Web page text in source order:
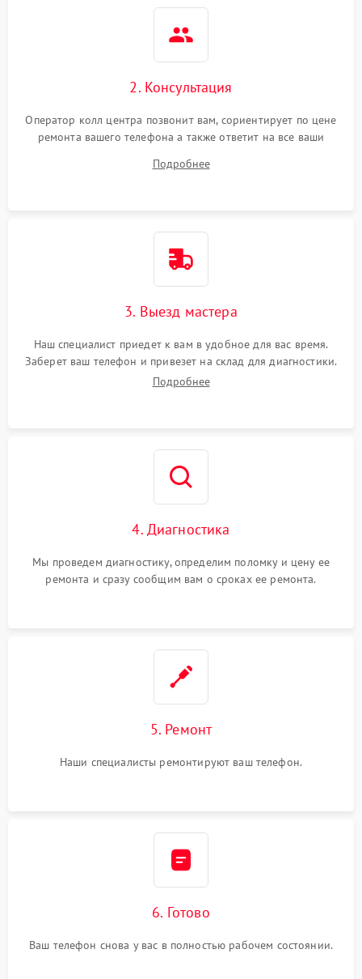
2. Консультация
Оператор колл центра позвонит вам, сориентирует по цене
ремонта вашего телефона а также ответит на все ваши
Подробнее
3. Выезд мастера
Наш специалист приедет к вам в удобное для вас время.
Заберет ваш телефон и привезет на склад для диагностики.
Подробнее
4. Диагностика
Мы проведем диагностику, определим поломку и цену ее
ремонта и сразу сообщим вам о сроках ее ремонта.
5. Ремонт
Наши специалисты ремонтируют ваш телефон.
6. Готово
Ваш телефон снова у вас в полностью рабочем состоянии.